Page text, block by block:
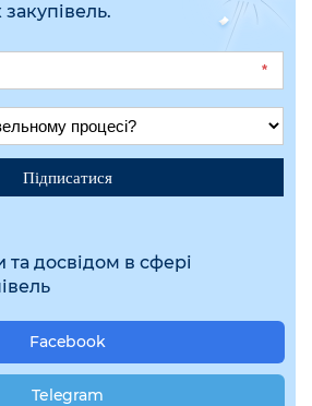
*
Підписатися
досвідом в сфері
Facebook
Telegram